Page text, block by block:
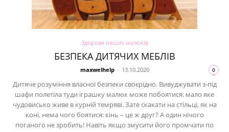
Здоровя наших малюків
БЕЗПЕКА ДИТЯЧИХ МЕБЛІВ
maxwelhelp - 13.10.2020 0
Дитяче розуміння власної безпеки своєрідно. Вивуджувати з-під
шафи полетіла туди іграшку малюк може побоятися: мало яке
чудовисько живе в курній темряві. Зате скакати на стільці, як на
коні, нема чого боятися: кінь – це ж друг? А один нічого
поганого не зробить! Навіть якщо змусити його промчати по